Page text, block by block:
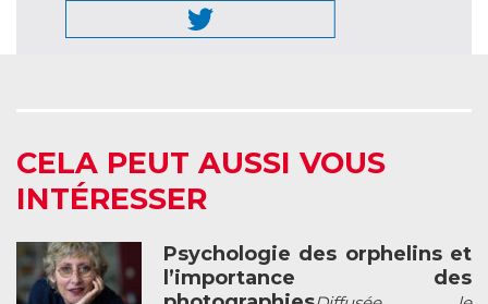
CELA PEUT AUSSI VOUS
INTÉRESSER
Psychologie des orphelins et
l’importance des